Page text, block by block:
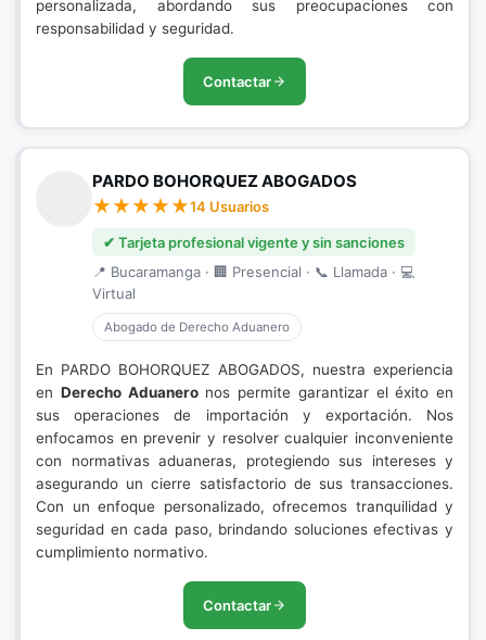
personalizada, abordando sus preocupaciones con
responsabilidad y seguridad.
Contactar
PARDO BOHORQUEZ ABOGADOS
14 Usuarios
✔ Tarjeta profesional vigente y sin sanciones
📍 Bucaramanga · 🏢 Presencial · 📞 Llamada · 💻
Virtual
Abogado de Derecho Aduanero
En PARDO BOHORQUEZ ABOGADOS, nuestra experiencia
en Derecho Aduaneronos permite garantizar el éxito en
sus operaciones de importación y exportación. Nos
enfocamos en prevenir y resolver cualquier inconveniente
con normativas aduaneras, protegiendo sus intereses y
asegurando un cierre satisfactorio de sus transacciones.
Con un enfoque personalizado, ofrecemos tranquilidad y
seguridad en cada paso, brindando soluciones efectivas y
cumplimiento normativo.
Contactar